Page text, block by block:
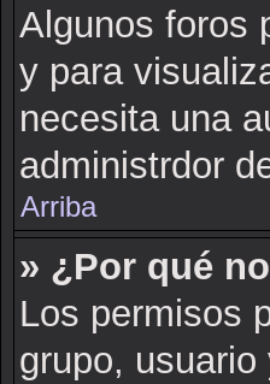
Algunos foros
y para
necesita una
administrdor
Arriba
» ¿Por qué
Los permisos
grupo,